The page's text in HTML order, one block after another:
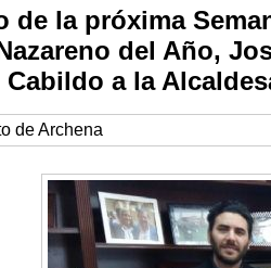
de la próxima
del Año,
a la
de Archena